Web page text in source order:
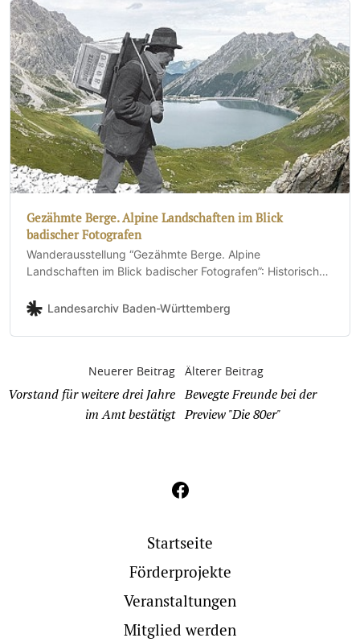
Gezähmte Berge. Alpine Landschaften im Blick
badischer Fotografen
Wanderausstellung “Gezähmte Berge. Alpine
Landschaften im Blick badischer Fotografen”: Historischen
aktuellen Aufnahmen von Elias Siebert zeigen die
Berglandschaften und den Wandel im Landschaftsbild.
Landesarchiv Baden-Württemberg
Neuerer Beitrag
Vorstand für weitere drei Jahre
im Amt bestätigt
Älterer Beitrag
Bewegte Freunde bei der
Preview "Die 80er"
Startseite
Förderprojekte
Veranstaltungen
Mitglied werden